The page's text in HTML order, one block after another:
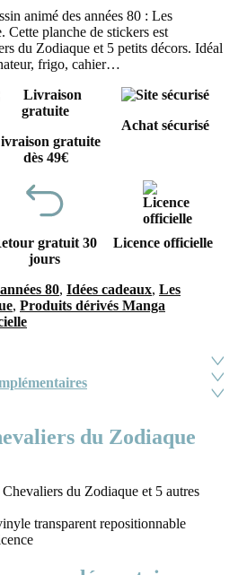
animé des années 80 : Les
Cette planche de stickers est
du Zodiaque et 5 petits décors. Idéal
frigo, cahier…
gratuite
dès 49€
Achat sécurisé
gratuit 30
jours
Licence officielle
80, Idées cadeaux, Les
, Produits dérivés Manga
du Zodiaque
du Zodiaque et 5 autres
transparent repositionnable